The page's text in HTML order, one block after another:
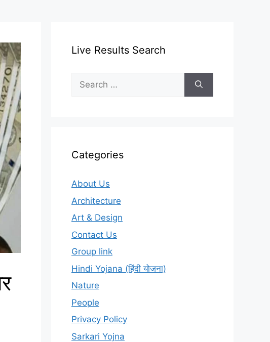
Live Results Search
Search
for:
Categories
About Us
Architecture
Art & Design
Contact Us
Group link
Hindi Yojana (हिंदी योजना)
Nature
People
Privacy Policy
Sarkari Yojna